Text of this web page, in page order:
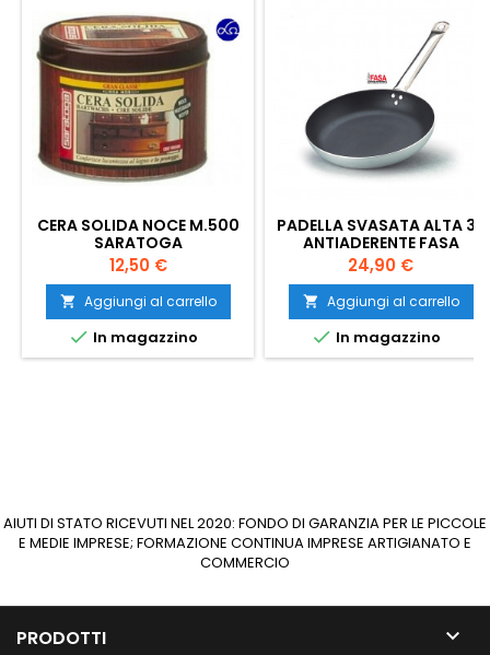
CERA SOLIDA NOCE M.500
SARATOGA
Prezzo
12,50 €
 Aggiungi al carrello
 In magazzino
PADELLA SVASATA ALTA 36
ANTIADERENTE FASA
Prezzo
24,90 €
 Aggiungi al carrello
 In magazzino
AIUTI DI STATO RICEVUTI NEL 2020: FONDO DI GARANZIA PER LE PICCOLE
E MEDIE IMPRESE; FORMAZIONE CONTINUA IMPRESE ARTIGIANATO E
COMMERCIO
PRODOTTI 